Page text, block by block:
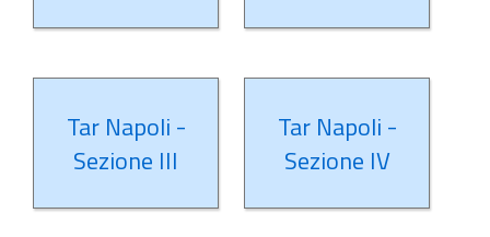
Tar Napoli -
Sezione III
Tar Napoli -
Sezione IV